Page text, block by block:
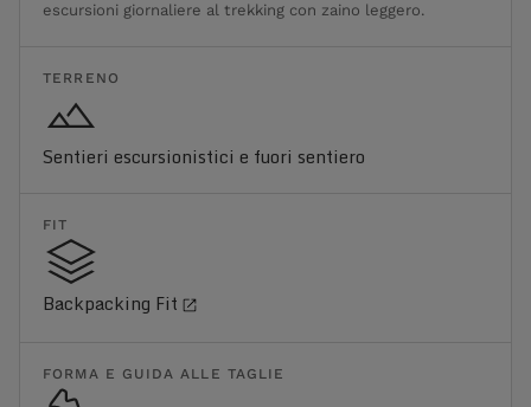
escursioni giornaliere al trekking con zaino leggero.
TERRENO
Sentieri escursionistici e fuori sentiero
FIT
Backpacking Fit
FORMA E GUIDA ALLE TAGLIE